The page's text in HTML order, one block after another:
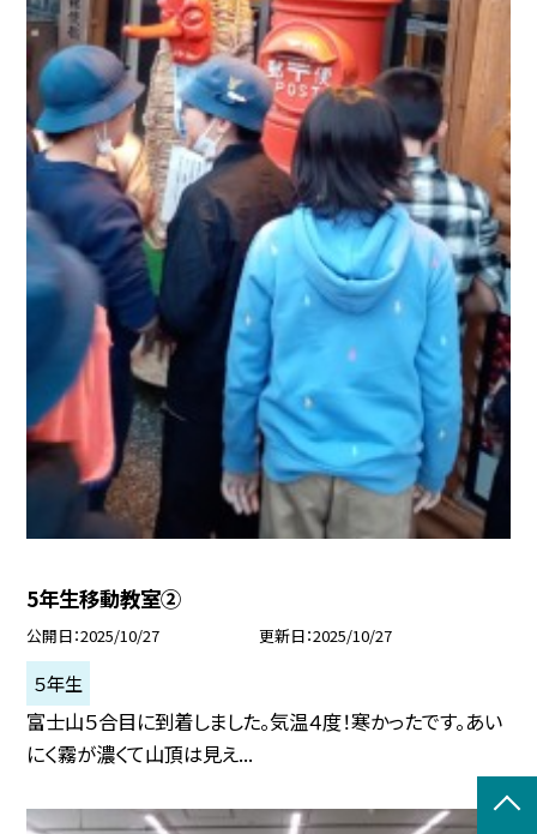
5年生移動教室②
公開日 2025/10/27 更新日 2025/10/27
５年生
富士山５合目に到着しました。気温４度！寒かったです。あい
にく霧が濃くて山頂は見え...